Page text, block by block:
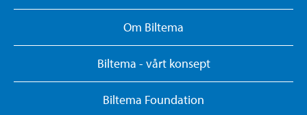
Om Biltema
Biltema - vårt konsept
Biltema Foundation